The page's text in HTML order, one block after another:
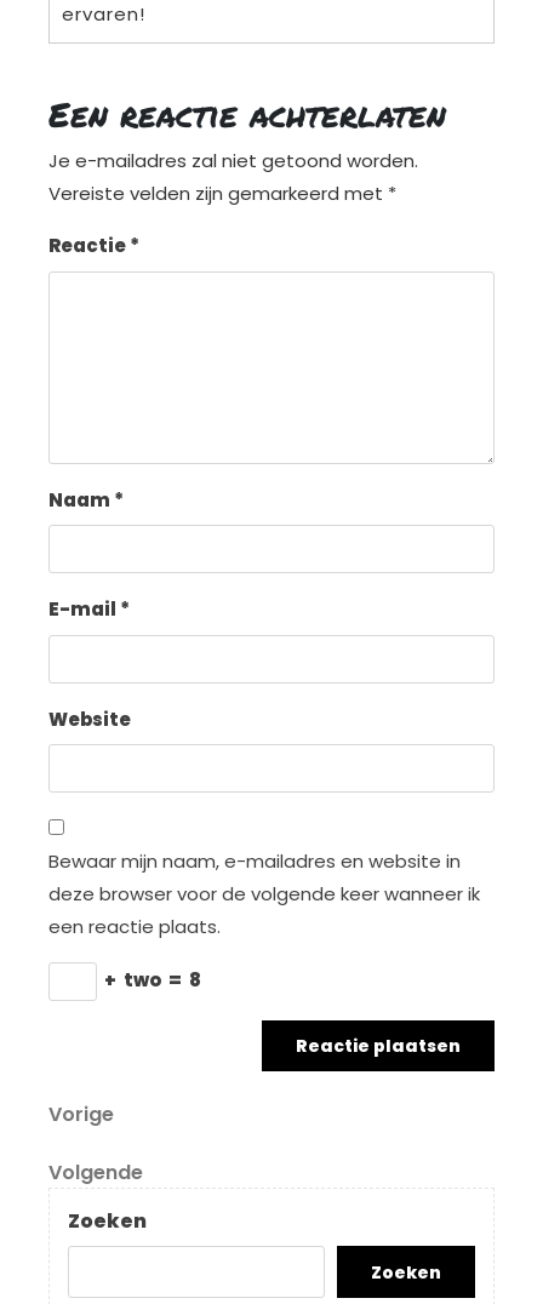
ervaren!
Een reactie achterlaten
Je e-mailadres zal niet getoond worden.
Vereiste velden zijn gemarkeerd met *
Reactie*
Naam *
E-mail *
Website
Bewaar mijn naam, e-mailadres en website in
deze browser voor de volgende keer wanneer ik
een reactie plaats.
+ two = 8
Berichtnavigatie
Vorig
Vorige
Volgend
bericht
Volgende
Zoeken
Zoeken